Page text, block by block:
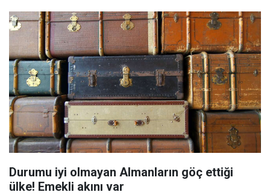
Durumu iyi olmayan Almanların göç ettiği
ülke! Emekli akını var